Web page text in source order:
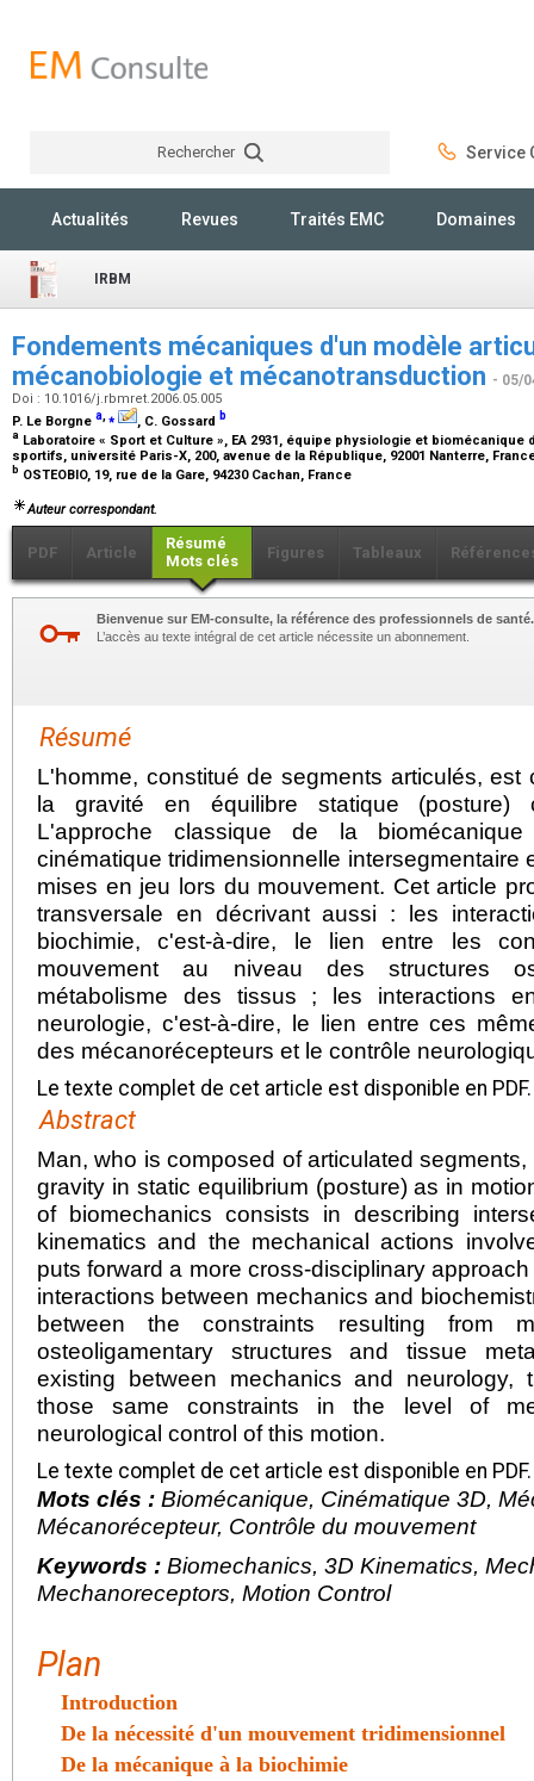
Rechercher Service
Actualités Revues Traités EMC Domaines
IRBM
Fondements mécaniques d'un modèle
mécanobiologie et mécanotransduction - 05/
Doi : 10.1016/j.rbmret.2006.05.005
P. Le Borgne a,⁎ , C. Gossard b
a Laboratoire « Sport et Culture », EA 2931, équipe physiologie et
sportifs, université Paris-X, 200, avenue de la République, 92001 Nanterre,
b OSTEOBIO, 19, rue de la Gare, 94230 Cachan, France
Auteur correspondant.
PDF Article
Résumé
Mots clés
Figures Tableaux
Bienvenue sur EM-consulte, la référence des professionnels de santé.
L’accès au texte intégral de cet article nécessite un abonnement.
Résumé
L'homme, constitué de segments articulés, est
la gravité en équilibre statique (posture)
L'approche classique de la
cinématique tridimensionnelle intersegmentaire
mises en jeu lors du mouvement. Cet article
transversale en décrivant aussi : les
biochimie, c'est-à-dire, le lien entre les
mouvement au niveau des structures
métabolisme des tissus ; les interactions
neurologie, c'est-à-dire, le lien entre ces
des mécanorécepteurs et le contrôle
Le texte complet de cet article est disponible en PDF.
Abstract
Man, who is composed of articulated
gravity in static equilibrium (posture) as in
of biomechanics consists in describing
kinematics and the mechanical actions
puts forward a more cross-disciplinary
interactions between mechanics and
between the constraints resulting
osteoligamentary structures and tissue
existing between mechanics and
those same constraints in the level of
neurological control of this motion.
Le texte complet de cet article est disponible en PDF.
Mots clés : Biomécanique, Cinématique 3D,
Mécanorécepteur, Contrôle du mouvement
Keywords : Biomechanics, 3D Kinematics,
Mechanoreceptors, Motion Control
Plan
Introduction
De la nécessité d'un mouvement tridimensionnel
De la mécanique à la biochimie